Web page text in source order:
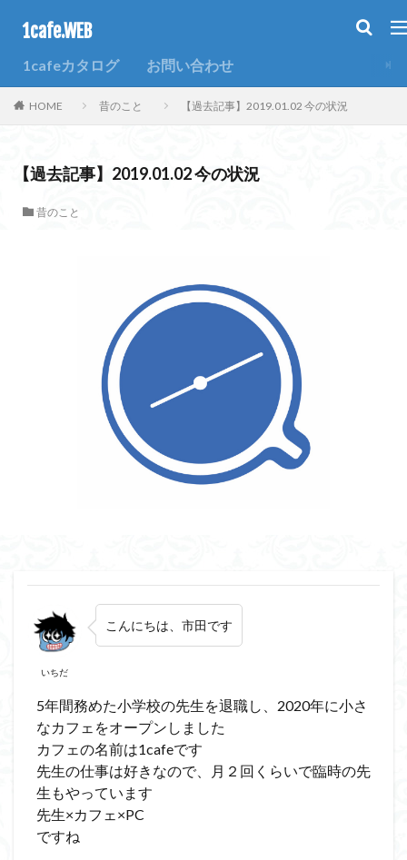
1cafe.WEB
1cafeカタログ お問い合わせ
HOME 昔のこと 【過去記事】2019.01.02 今の状況
【過去記事】2019.01.02 今の状況
昔のこと
いちだ
こんにちは、 市田です
5年間務めた小学校の先生を退職し、2020年に小さ
なカフェをオープンしました
カフェの名前は1cafeです
先生の仕事は好きなので、月２回くらいで臨時の先
生もやっています
先生×カフェ×PC
ですね
カテゴリー
タグ
過去